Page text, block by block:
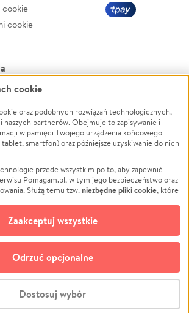
zbiórkę - za darmo
cookie
Powódź
Wichura
NGO
Edukacja
Podróż
Impreza
Ochrona środowiska
Biznes
© CROWDING SP. Z O.O.
cookie
oraz podobnych rozwiązań technologicznych,
naszych partnerów. Obejmuje to zapisywanie i
w pamięci Twojego urządzenia końcowego
smartfon) oraz późniejsze uzyskiwanie do nich
przede wszystkim po to, aby zapewnić
Pomagam.pl, w tym jego bezpieczeństwo oraz
Służą temu tzw.niezbędne pliki cookie, które
opcjonalnych plików cookie
i retargetingowych. Możesz wyrazić
lub jej odmówić. W dowolnym momencie masz
preferencji na stronie „Zarządzaj zgodami cookie”,
w stopce serwisu Pomagam.pl. Opcjonalne pliki
w następujących celach:
Dzięki nim możemy zrozumieć, jak
z naszego serwisu – skąd trafiają do serwisu, jak
Dostosuj wybór
Odrzuć opcjonalne
Zaakceptuj wszystkie